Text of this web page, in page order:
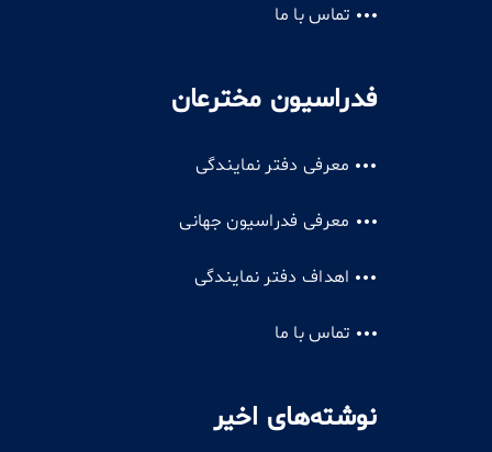
تماس با ما
فدراسیون مخترعان
معرفی دفتر نمایندگی
معرفی فدراسیون جهانی
اهداف دفتر نمایندگی
تماس با ما
نوشته‌های اخیر